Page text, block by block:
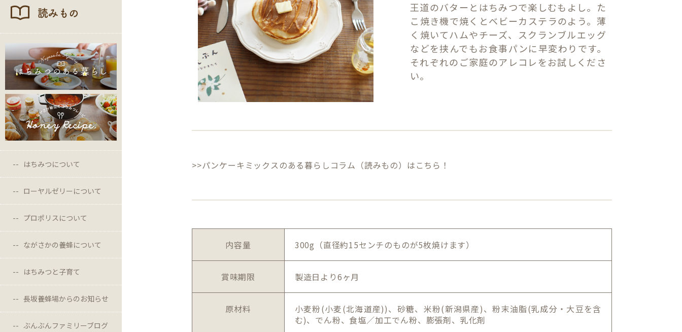
読みもの
はちみつについて
ローヤルゼリーについて
プロポリスについて
ながさかの養蜂について
はちみつと子育て
長坂養蜂場からのお知らせ
ぶんぶんファミリーブログ
王道のバターとはちみつで楽しむもよし。た
こ焼き機で焼くとベビーカステラのよう。薄
く焼いてハムやチーズ、スクランブルエッグ
などを挟んでもお食事パンに早変わりです。
それぞれのご家庭のアレコレをお試しくださ
い。
>>パンケーキミックスのある暮らしコラム（読みもの）はこちら！
内容量 300g（直径約15センチのものが5枚焼けます）
賞味期限 製造日より6ヶ月
原材料
小麦粉(小麦(北海道産))、砂糖、米粉(新潟県産)、粉末油脂(乳成分・大豆を含
む)、でん粉、食塩／加工でん粉、膨張剤、乳化剤